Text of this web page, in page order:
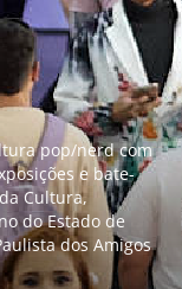
pop/nerd com
e bate-
Cultura,
do Estado de
dos Amigos